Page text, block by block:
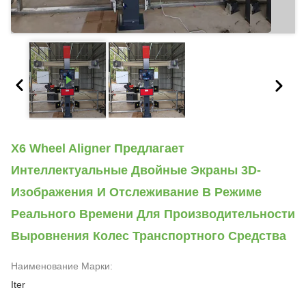
X6 Wheel Aligner Предлагает
Интеллектуальные Двойные Экраны 3D-
Изображения И Отслеживание В Режиме
Реального Времени Для Производительности
Выровнения Колес Транспортного Средства
Наименование Марки:
Iter